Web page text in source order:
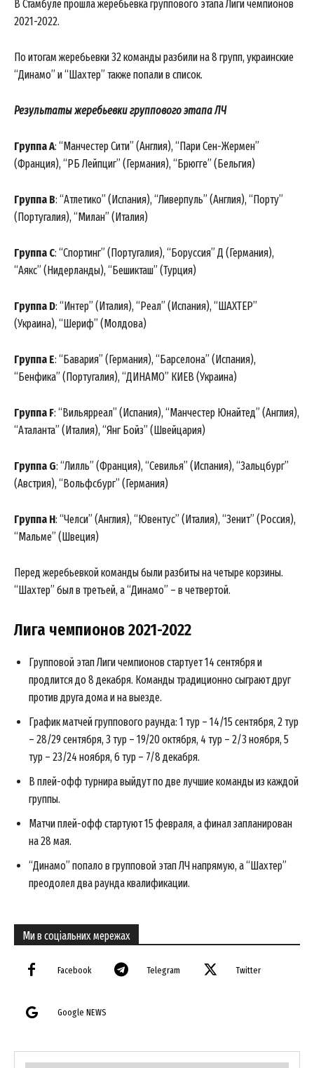
В Стамбуле прошла жеребьевка группового этапа Лиги чемпионов
2021-2022.
По итогам жеребьевки 32 команды разбили на 8 групп, украинские
“Динамо” и “Шахтер” также попали в список.
Результаты жеребьевки группового этапа ЛЧ
Группа А: “Манчестер Сити” (Англия), “Пари Сен-Жермен”
(Франция), “РБ Лейпциг” (Германия), “Брюгге” (Бельгия)
Группа B: “Атлетико” (Испания), “Ливерпуль” (Англия), “Порту”
(Португалия), “Милан” (Италия)
Группа C: “Спортинг” (Португалия), “Боруссия” Д (Германия),
“Аякс” (Нидерланды), “Бешикташ” (Турция)
Группа D: “Интер” (Италия), “Реал” (Испания), “ШАХТЕР”
(Украина), “Шериф” (Молдова)
Группа E: “Бавария” (Германия), “Барселона” (Испания),
“Бенфика” (Португалия), “ДИНАМО” КИЕВ (Украина)
Группа F: “Вильярреал” (Испания), “Манчестер Юнайтед” (Англия),
“Аталанта” (Италия), “Янг Бойз” (Швейцария)
Группа G: “Лилль” (Франция), “Севилья” (Испания), “Зальцбург”
(Австрия), “Вольфсбург” (Германия)
Группа H: “Челси” (Англия), “Ювентус” (Италия), “Зенит” (Россия),
“Мальме” (Швеция)
Перед жеребьевкой команды были разбиты на четыре корзины.
“Шахтер” был в третьей, а “Динамо” – в четвертой.
Лига чемпионов 2021-2022
Групповой этап Лиги чемпионов стартует 14 сентября и
продлится до 8 декабря. Команды традиционно сыграют друг
против друга дома и на выезде.
График матчей группового раунда: 1 тур – 14/15 сентября, 2 тур
– 28/29 сентября, 3 тур – 19/20 октября, 4 тур – 2/3 ноября, 5
тур – 23/24 ноября, 6 тур – 7/8 декабря.
В плей-офф турнира выйдут по две лучшие команды из каждой
группы.
Матчи плей-офф стартуют 15 февраля, а финал запланирован
на 28 мая.
“Динамо” попало в групповой этап ЛЧ напрямую, а “Шахтер”
преодолел два раунда квалификации.
Ми в соціальних мережах
Facebook Telegram Twitter
Google NEWS